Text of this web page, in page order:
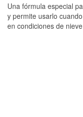
Una fórmula especial
y permite usarlo
en condiciones de